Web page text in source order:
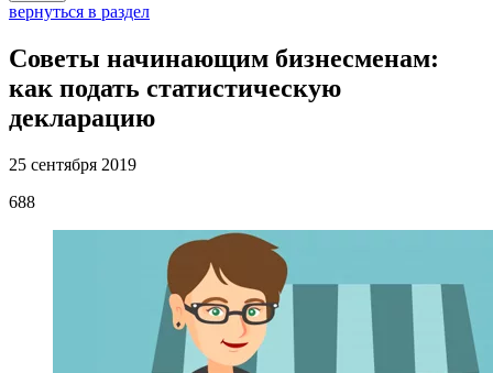
вернуться в раздел
Советы начинающим бизнесменам:
как подать статистическую
декларацию
25 сентября 2019
688